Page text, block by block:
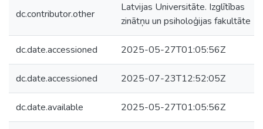
dc.contributor.other
Latvijas Universitāte. Izglītības
zinātņu un psiholoģijas fakultāte
dc.date.accessioned 2025-05-27T01:05:56Z
dc.date.accessioned 2025-07-23T12:52:05Z
dc.date.available 2025-05-27T01:05:56Z